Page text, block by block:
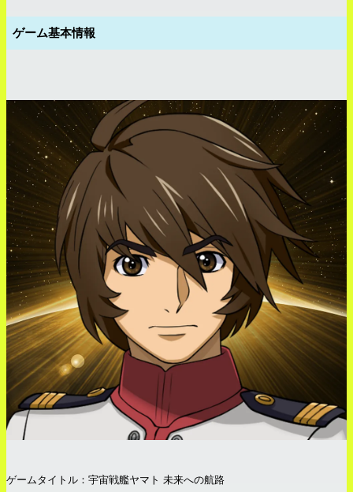
ゲーム基本情報
ゲームタイトル：宇宙戦艦ヤマト 未来への航路